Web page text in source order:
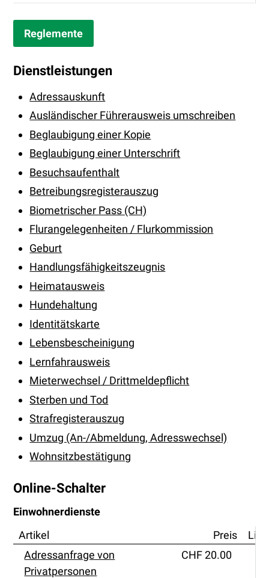
Reglemente
Dienstleistungen
Adressauskunft
Ausländischer Führerausweis umschreiben
Beglaubigung einer Kopie
Beglaubigung einer Unterschrift
Besuchsaufenthalt
Betreibungsregisterauszug
Biometrischer Pass (CH)
Flurangelegenheiten / Flurkommission
Geburt
Handlungsfähigkeitszeugnis
Heimatausweis
Hundehaltung
Identitätskarte
Lebensbescheinigung
Lernfahrausweis
Mieterwechsel / Drittmeldepflicht
Sterben und Tod
Strafregisterauszug
Umzug (An-/Abmeldung, Adresswechsel)
Wohnsitzbestätigung
Online-Schalter
Einwohnerdienste
Einwohnerdienste
Artikel Preis
Link
Adressanfrage von
Privatpersonen
CHF 20.00